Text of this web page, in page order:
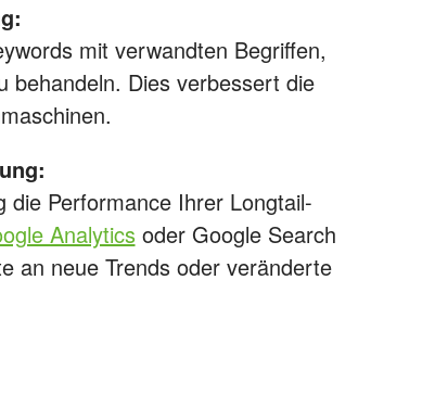
mit verwandten Begriffen,
behandeln. Dies verbessert die
die Performance Ihrer Longtail-
Analyticsoder Google Search
an neue Trends oder veränderte